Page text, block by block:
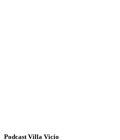
Podcast Villa Vicio